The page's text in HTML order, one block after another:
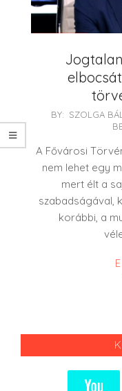
2022-
09
BY: SZOLGA
A Fővárosi
nem lehet egy
mert élt a
szabadságával,
korábbi, a